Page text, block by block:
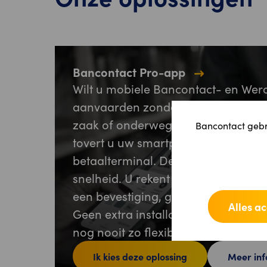
Bancontact
Alles
Bancontact Pro-app
Wilt u mobiele Bancontact- en
aanvaarden zonder kassa of
zaak of onderweg? Met de
tovert u uw smartphone om in een
betaalterminal. Deze oplossing is
snelheid. U rekent een aankoop af
een bevestiging, gewoon met uw
Geen extra installatie of materiaal.
nog nooit zo flexibel.
Ik kies deze oplossing Meer